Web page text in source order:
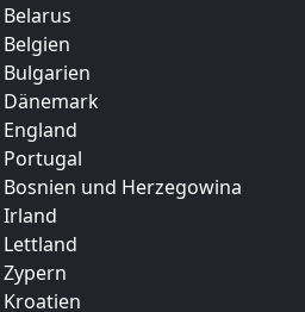
und Herzegowina